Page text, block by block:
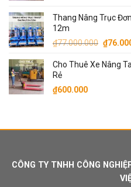
Thang Nâng Trục
12m
₫77.000.000 Giá
là:
₫
Cho Thuê Xe Nâng
Rẻ
₫600.000
CÔNG TY TNHH CÔNG